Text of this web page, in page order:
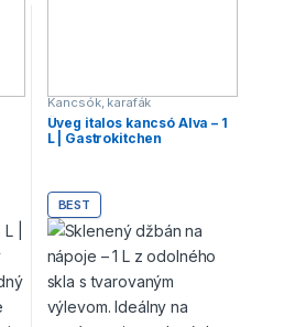
Kancsók, karafák
Üveg italos kancsó Alva – 1
L | Gastrokitchen
BEST